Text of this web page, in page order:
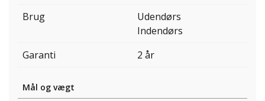
Brug
Udendørs
Indendørs
Garanti
2 år
Mål og vægt